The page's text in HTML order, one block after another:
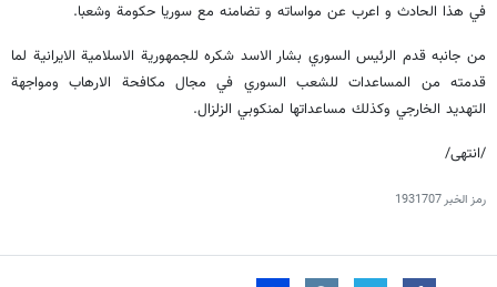
في هذا الحادث و اعرب عن مواساته و تضامنه مع سوريا حكومة وشعبا.
من جانبه قدم الرئيس السوري بشار الاسد شكره للجمهورية الاسلامية الايرانية لما
قدمته من المساعدات للشعب السوري في مجال مكافحة الارهاب ومواجهة
التهديد الخارجي وكذلك مساعداتها لمنكوبي الزلزال.
/انتهى/
رمز الخبر1931707